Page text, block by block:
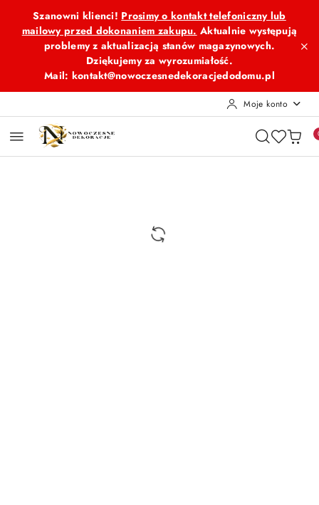
Przejdź do treści głównej
Przejdź do wyszukiwarki
Przejdź do moje konto
Przejdź do menu głównego
Przejdź do opisu produktu
Przejdź do stopki
Szanowni klienci! Prosimy o kontakt telefoniczny lub
mailowy przed dokonaniem zakupu. Aktualnie występują
problemy z aktualizacją stanów magazynowych.
Dziękujemy za wyrozumiałość.
Mail: kontakt@nowoczesnedekoracjedodomu.pl
Moje konto